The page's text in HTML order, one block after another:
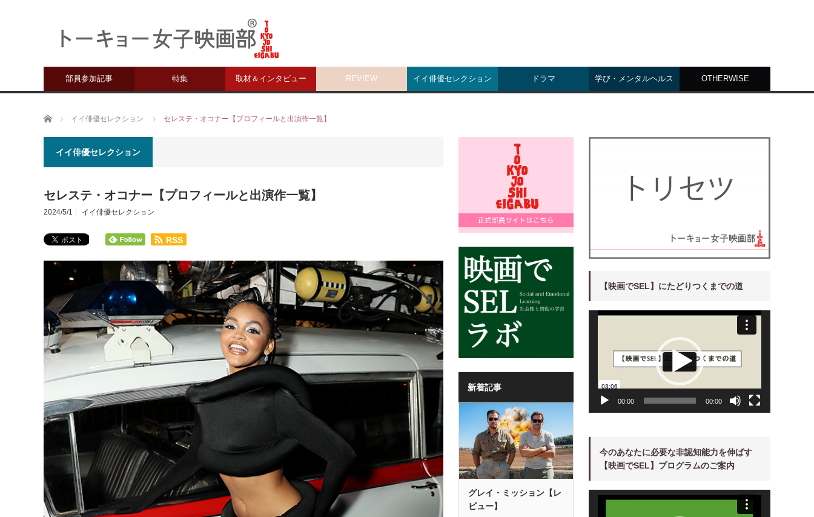
部員参加記事 特集 取材＆インタビュー REVIEW イイ俳優セレクション ドラマ 学び・メンタルヘルス OTHERWISE
ホーム イイ俳優セレクション セレステ・オコナー【プロフィールと出演作一覧】
イイ俳優セレクション
セレステ・オコナー【プロフィールと出演作一覧】
2024/5/1 イイ俳優セレクション
RSS
新着記事
グレイ・ミッション【レ
ビュー】
【映画でSEL】にたどりつくまでの道
00:00 00:00
今のあなたに必要な非認知能力を伸ばす
【映画でSEL】プログラムのご案内
動